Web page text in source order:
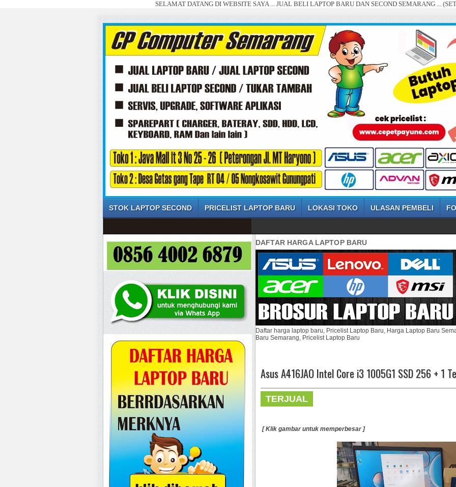
SELAMAT DATANG DI WEBSITE SAYA ... JUAL BELI LAPTOP BARU DAN SECOND SEMARANG ... (SETIAP
STOK LAPTOP SECOND PRICELIST LAPTOP BARU LOKASI TOKO ULASAN PEMBELI
DAFTAR HARGA LAPTOP BARU
Daftar harga laptop baru, Pricelist Laptop Baru, Harga Laptop Baru
Baru Semarang, Pricelist Laptop Baru
Asus A416JAO Intel Core i3 1005G1 SSD 256 + 1
TERJUAL
[ Klik gambar untuk memperbesar ]